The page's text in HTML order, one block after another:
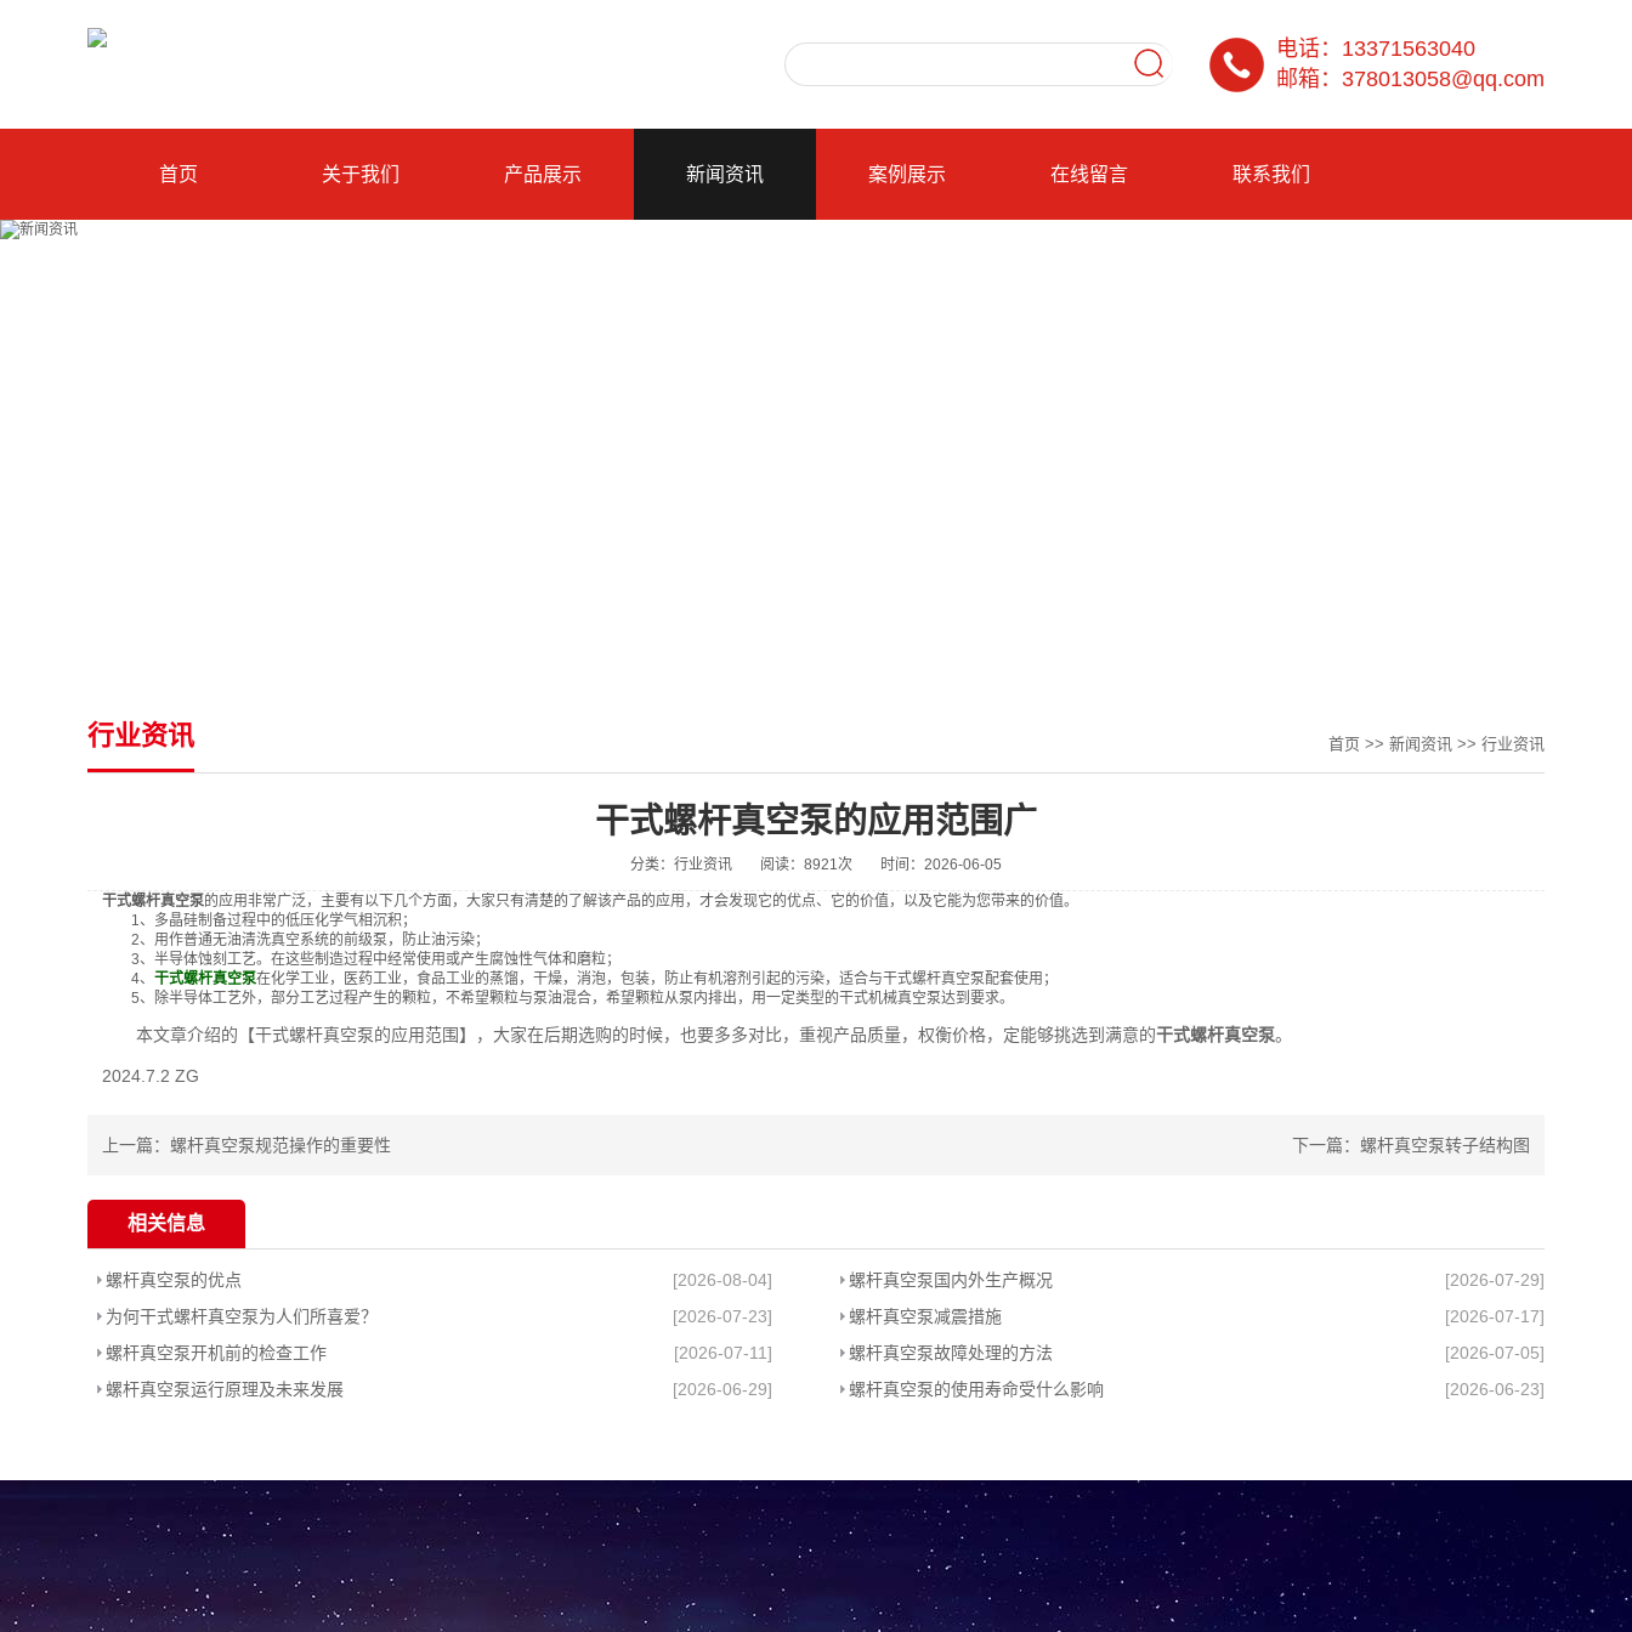
电话：13371563040
邮箱：378013058@qq.com
首页 关于我们 产品展示 新闻资讯 案例展示 在线留言 联系我们
行业资讯 首页 >> 新闻资讯 >> 行业资讯
干式螺杆真空泵的应用范围广
分类：行业资讯 阅读：8921次 时间：2026-06-05
干式螺杆真空泵的应用非常广泛，主要有以下几个方面，大家只有清楚的了解该产品的应用，才会发现它的优点、它的价值，以及它能为您带来的价值。
1、多晶硅制备过程中的低压化学气相沉积；
2、用作普通无油清洗真空系统的前级泵，防止油污染；
3、半导体蚀刻工艺。在这些制造过程中经常使用或产生腐蚀性气体和磨粒；
4、 干式螺杆真空泵在化学工业，医药工业，食品工业的蒸馏，干燥，消泡，包装，防止有机溶剂引起的污染，适合与干式螺杆真空泵配套使用；
5、除半导体工艺外，部分工艺过程产生的颗粒，不希望颗粒与泵油混合，希望颗粒从泵内排出，用一定类型的干式机械真空泵达到要求。
本文章介绍的【干式螺杆真空泵的应用范围】，大家在后期选购的时候，也要多多对比，重视产品质量，权衡价格，定能够挑选到满意的干式螺杆真空泵。
2024.7.2 ZG
上一篇： 螺杆真空泵规范操作的重要性 下一篇： 螺杆真空泵转子结构图
相关信息
螺杆真空泵的优点 [2026-08-04] 螺杆真空泵国内外生产概况
[2026-07-29]
为何干式螺杆真空泵为人们所喜爱？
[2026-07-23] 螺杆真空泵减震措施
[2026-07-17]
螺杆真空泵开机前的检查工作
[2026-07-11] 螺杆真空泵故障处理的方法
[2026-07-05]
螺杆真空泵运行原理及未来发展
[2026-06-29] 螺杆真空泵的使用寿命受什么影响 [2026-06-23]